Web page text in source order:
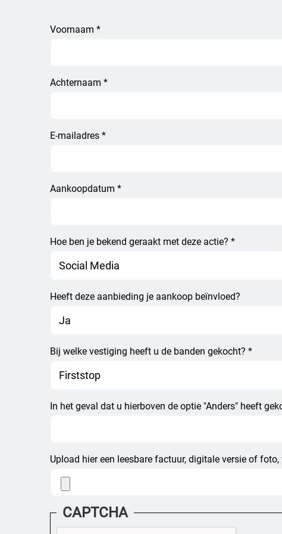
Voornaam *
Achternaam *
E-mailadres *
Aankoopdatum *
Hoe ben je bekend geraakt met deze actie? *
Heeft deze aanbieding je aankoop beïnvloed?
Bij welke vestiging heeft u de banden gekocht? *
In het geval dat u hierboven de optie "Anders" heeft
Upload hier een leesbare factuur, digitale versie of
CAPTCHA